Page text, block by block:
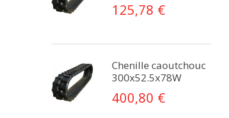
125,78 €
Chenille caoutchouc
300x52.5x78W
400,80 €